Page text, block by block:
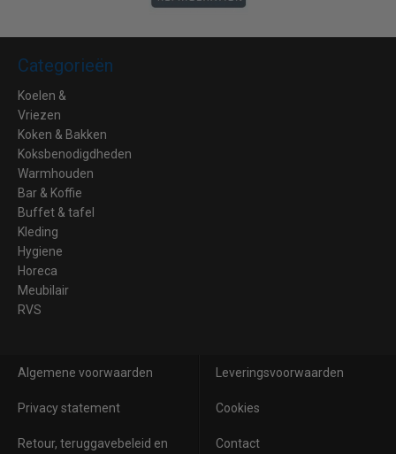
Categorieën
Koelen &
Vriezen
Koken & Bakken
Koksbenodigdheden
Warmhouden
Bar & Koffie
Buffet & tafel
Kleding
Hygiene
Horeca
Meubilair
RVS
Algemene voorwaarden Leveringsvoorwaarden
Privacy statement Cookies
Retour, teruggavebeleid en
Contact